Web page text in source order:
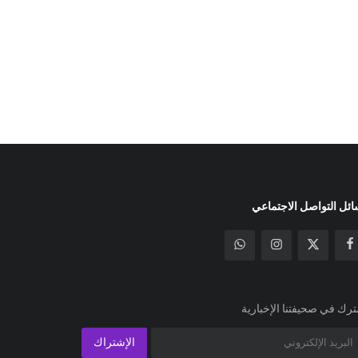
التواصل الاجتماعي
في صحيفتنا الإخبارية
الإشتراك